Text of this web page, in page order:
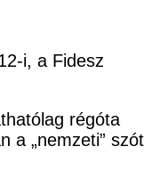
i, a Fidesz
régóta
a „nemzeti” szót